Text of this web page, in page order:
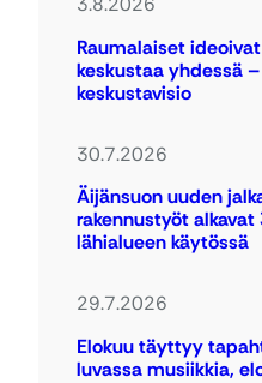
Raumalaiset
keskustaa yhdessä
keskustavisio
30.7.2026
Äijänsuon uuden
rakennustyöt
lähialueen käytössä
29.7.2026
Elokuu täyttyy
luvassa musiikkia,